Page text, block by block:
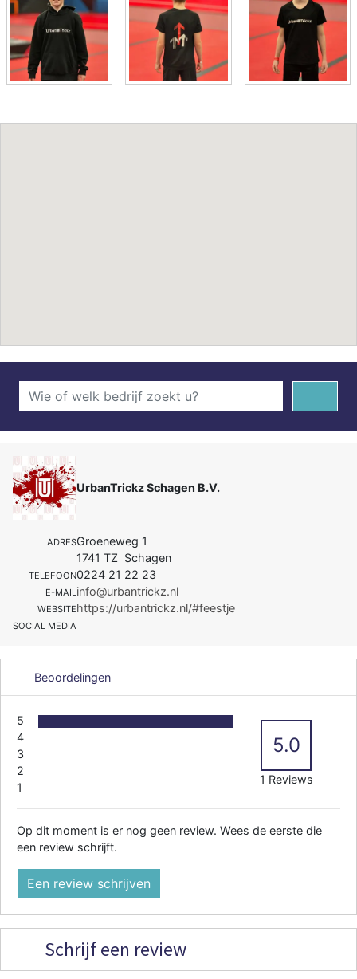
UrbanTrickz Schagen B.V.
ADRESGroeneweg 1
1741 TZ Schagen
TELEFOON0224 21 22 23
E-MAILinfo@urbantrickz.nl
WEBSITEhttps://urbantrickz.nl/#feestje
SOCIAL MEDIA
Beoordelingen
5
4
3
2
1
5.0
1 Reviews
Op dit moment is er nog geen review. Wees de eerste die
een review schrijft.
Een review schrijven
Schrijf een review